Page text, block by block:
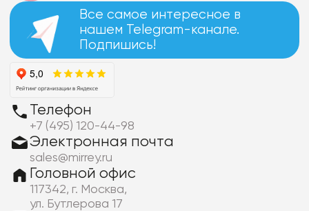
Все самое интересное в
нашем Telegram-канале.
Подпишись!
Телефон
+7 (495) 120-44-98
Электронная почта
sales@mirrey.ru
Головной офис
117342, г. Москва,
ул. Бутлерова 17